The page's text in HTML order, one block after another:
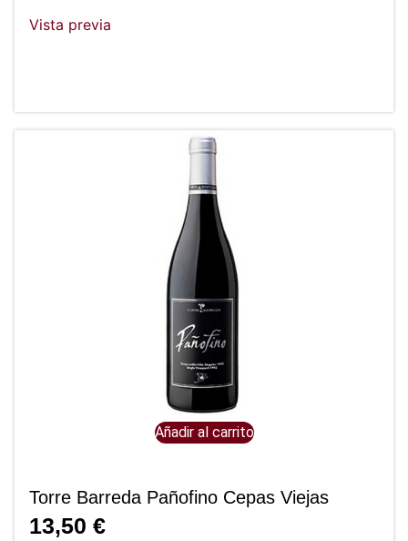
Vista previa
Añadir al carrito
Torre Barreda Pañofino Cepas Viejas
13,50 €